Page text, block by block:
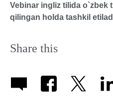
Vebinar ingliz tilida o`zbek
qilingan holda tashkil
Share this